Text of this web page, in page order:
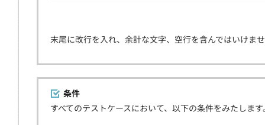
末尾に改行を入れ、余計な文字、空行を含んではいけま
条件
すべてのテストケースにおいて、以下の条件をみたします